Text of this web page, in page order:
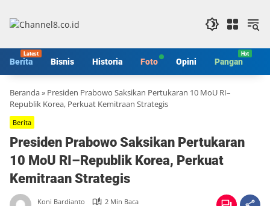
konten
Berita Bisnis Historia Foto Opini Pangan
Beranda» Presiden Prabowo Saksikan Pertukaran 10 MoU RI–
Republik Korea, Perkuat Kemitraan Strategis
Berita
Presiden Prabowo Saksikan Pertukaran
10 MoU RI–Republik Korea, Perkuat
Kemitraan Strategis
Koni Bardianto
2 Min Baca